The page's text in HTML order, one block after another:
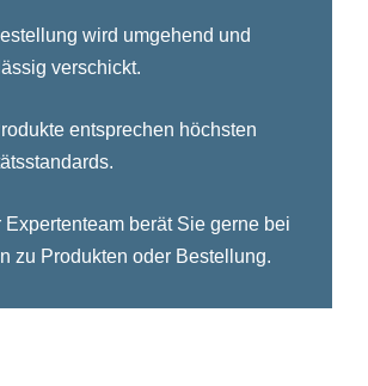
wird umgehend und
verschickt.
entsprechen höchsten
Expertenteam berät Sie gerne bei
zu Produkten oder Bestellung.